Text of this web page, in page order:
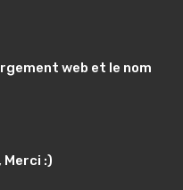
web et le nom
Merci :)